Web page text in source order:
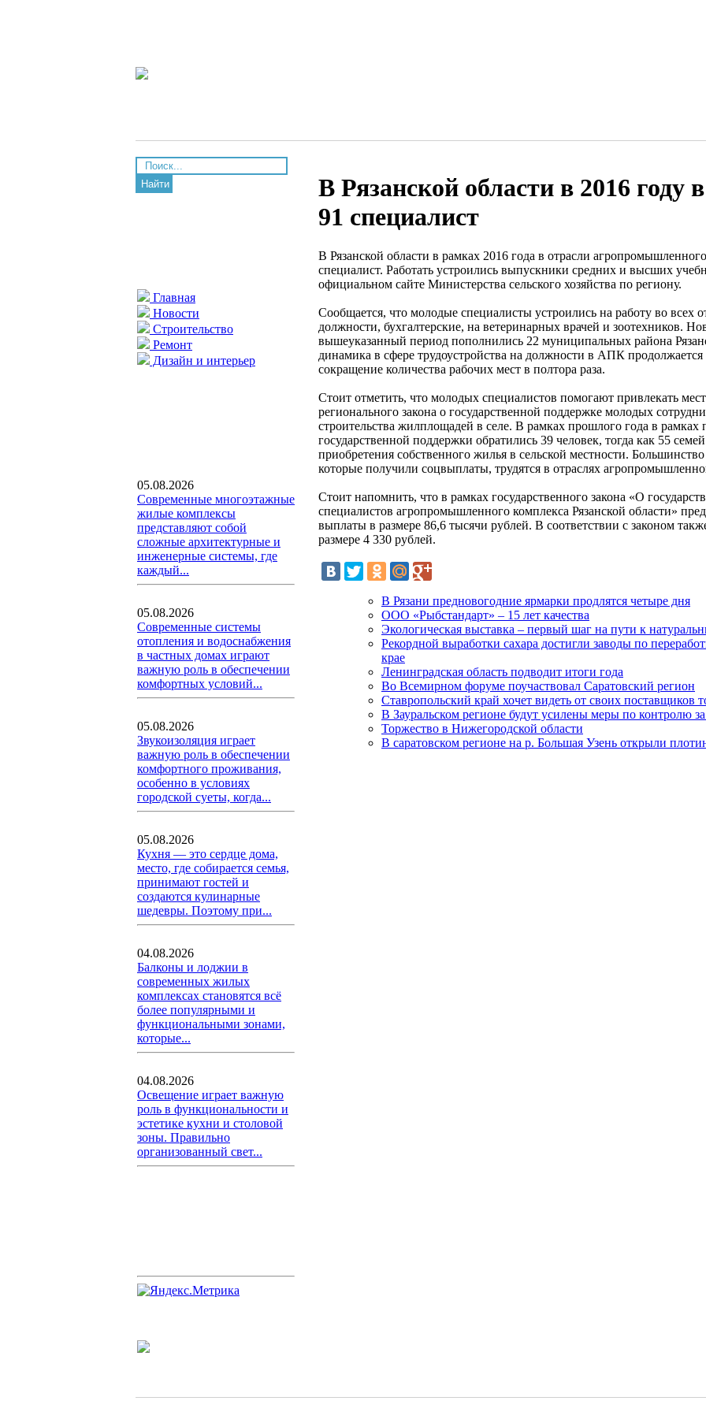
Найти
Главная
Новости
Строительство
Ремонт
Дизайн и интерьер
05.08.2026
Современные многоэтажные
жилые комплексы
представляют собой
сложные архитектурные и
инженерные системы, где
каждый...
05.08.2026
Современные системы
отопления и водоснабжения
в частных домах играют
важную роль в обеспечении
комфортных условий...
05.08.2026
Звукоизоляция играет
важную роль в обеспечении
комфортного проживания,
особенно в условиях
городской суеты, когда...
05.08.2026
Кухня — это сердце дома,
место, где собирается семья,
принимают гостей и
создаются кулинарные
шедевры. Поэтому при...
04.08.2026
Балконы и лоджии в
современных жилых
комплексах становятся всё
более популярными и
функциональными зонами,
которые...
04.08.2026
Освещение играет важную
роль в функциональности и
эстетике кухни и столовой
зоны. Правильно
организованный свет...
В Рязанской области в 2016
91 специалист
В Рязанской области в рамках 2016 года в отрасли
специалист. Работать устроились выпускники средних и высших
официальном сайте Министерства сельского хозяйства по региону.
Сообщается, что молодые специалисты устроились на работу во
должности, бухгалтерские, на ветеринарных врачей и зоотехников.
вышеуказанный период пополнились 22 муниципальных района
динамика в сфере трудоустройства на должности в АПК
сокращение количества рабочих мест в полтора раза.
Стоит отметить, что молодых специалистов помогают привлекать
регионального закона о государственной поддержке молодых
строительства жилплощадей в селе. В рамках прошлого года в
государственной поддержки обратились 39 человек, тогда как 55
приобретения собственного жилья в сельской местности.
которые получили соцвыплаты, трудятся в отраслях
Стоит напомнить, что в рамках государственного закона «О
специалистов агропромышленного комплекса Рязанской области»
выплаты в размере 86,6 тысячи рублей. В соответствии с законом
размере 4 330 рублей.
В Рязани предновогодние ярмарки продлятся четыре дня
ООО «Рыбстандарт» – 15 лет качества
Экологическая выставка – первый шаг на пути к
Рекордной выработки сахара достигли заводы по
крае
Ленинградская область подводит итоги года
Во Всемирном форуме поучаствовал Саратовский регион
Ставропольский край хочет видеть от своих поставщиков
В Зауральском регионе будут усилены меры по контролю
Торжество в Нижегородской области
В саратовском регионе на р. Большая Узень открыли